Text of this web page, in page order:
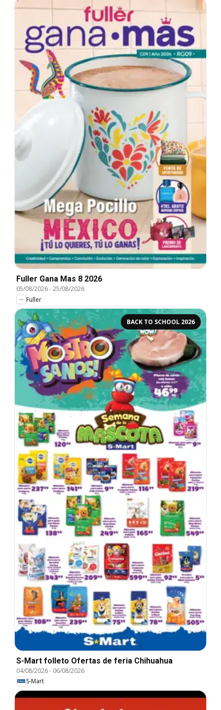
Fuller Gana Mas 8 2026
05/08/2026-25/08/2026
Fuller
BACK TO SCHOOL 2026
S-Mart folleto Ofertas de feria Chihuahua
04/08/2026- 06/08/2026
S-Mart